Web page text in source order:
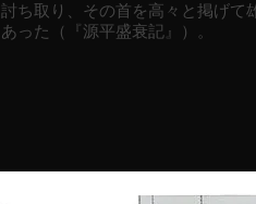
討ち取り、その首を高々と掲げて
あった（『源平盛衰記』）。